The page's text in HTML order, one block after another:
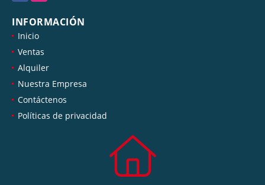
INFORMACIÓN
Inicio
Ventas
Alquiler
Nuestra Empresa
Contáctenos
Políticas de privacidad